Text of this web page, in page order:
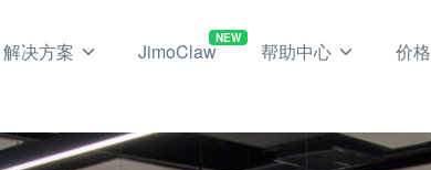
解决方案 JimoClaw
NEW
帮助中心 价格